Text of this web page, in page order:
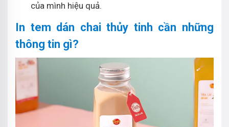
của mình hiệu quả.
In tem dán chai thủy tinh cần những
thông tin gì?